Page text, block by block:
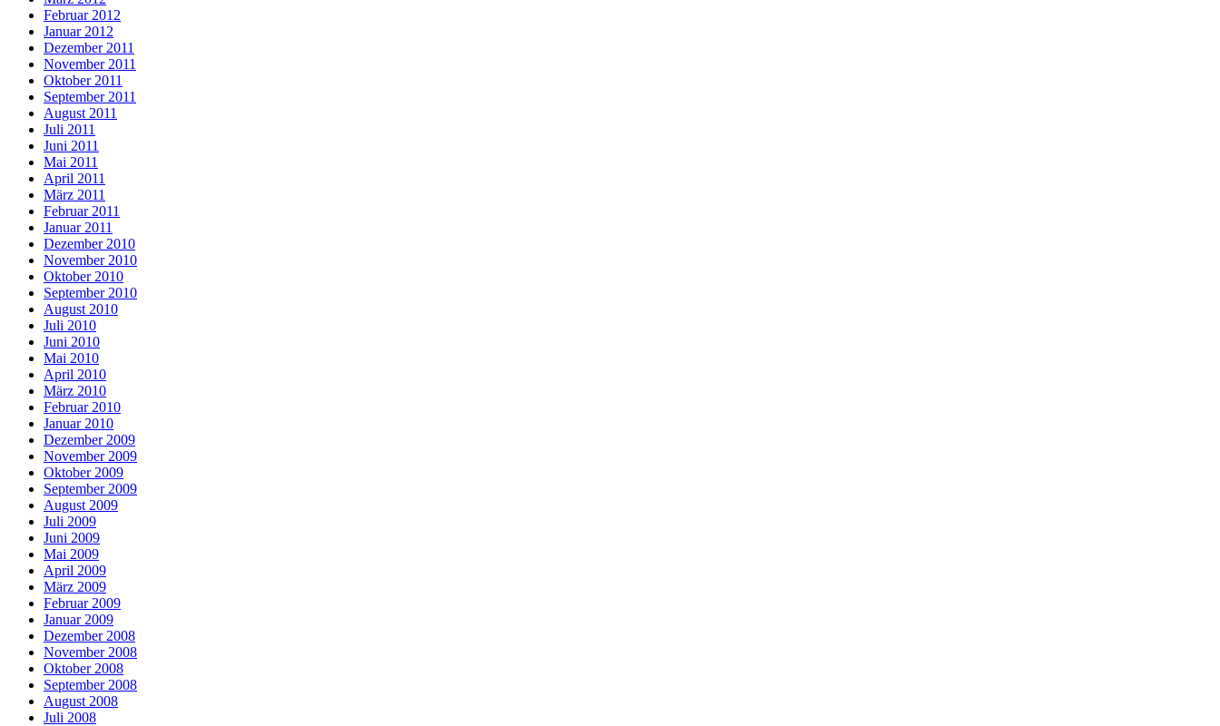
Februar 2012
Januar 2012
Dezember 2011
November 2011
Oktober 2011
September 2011
August 2011
Juli 2011
Juni 2011
Mai 2011
April 2011
März 2011
Februar 2011
Januar 2011
Dezember 2010
November 2010
Oktober 2010
September 2010
August 2010
Juli 2010
Juni 2010
Mai 2010
April 2010
März 2010
Februar 2010
Januar 2010
Dezember 2009
November 2009
Oktober 2009
September 2009
August 2009
Juli 2009
Juni 2009
Mai 2009
April 2009
März 2009
Februar 2009
Januar 2009
Dezember 2008
November 2008
Oktober 2008
September 2008
August 2008
Juli 2008